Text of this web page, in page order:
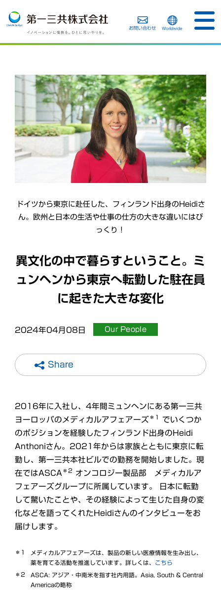
ドイツから東京に赴任した、フィンランド出身のHeidiさ
ん。欧州と日本の生活や仕事の仕方の大きな違いにはび
っくり！
異文化の中で暮らすということ。ミ
ュンヘンから東京へ転勤した駐在員
に起きた大きな変化
2024年04月08日 Our People
Share
2016年に入社し、4年間ミュンヘンにある第一三共
ヨーロッパのメディカルアフェアーズ＊1
でいくつか
のポジションを経験したフィンランド出身のHeidi
Anthoniさん。2021年からは家族とともに東京に転
勤し、第一三共本社ビルでの勤務を開始しました。現
在ではASCA ＊2
オンコロジー製品部 メディカルア
フェアーズグループに所属しています。 日本に転勤
して驚いたことや、その経験によって生じた自身の変
化などを語ってくれたHeidiさんのインタビューをお
届けします。
＊1
メディカルアフェアーズは、製品の新しい医療情報を生み出し、
薬を育てる活動を推進しています。詳しくは、 こちら
＊2
ASCA: アジア・中南米を指す社内用語。Asia, South & Central
Americaの略称